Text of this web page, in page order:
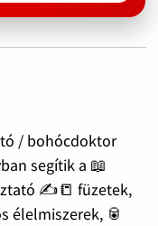
/ bohócdoktor
segítik a 📖
✍️📒 füzetek,
élelmiszerek, 🥫